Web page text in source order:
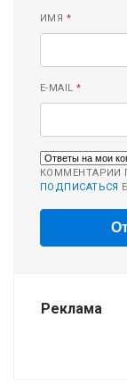
ИМЯ *
E-MAIL*
КОММЕНТАРИИ
ПОДПИСАТЬСЯ
Реклама